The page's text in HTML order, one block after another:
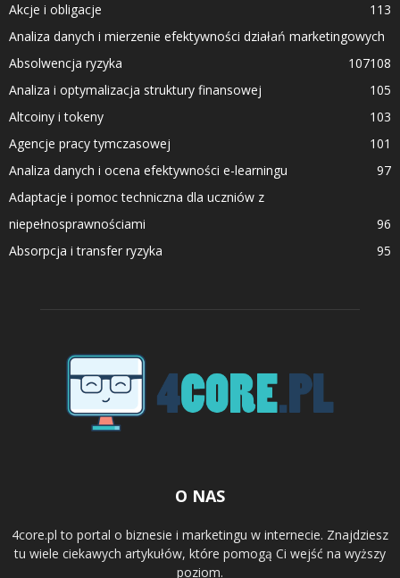
Akcje i obligacje
113
Analiza danych i mierzenie efektywności działań marketingowych
108
Absolwencja ryzyka
107
Analiza i optymalizacja struktury finansowej
105
Altcoiny i tokeny
103
Agencje pracy tymczasowej
101
Analiza danych i ocena efektywności e-learningu
97
Adaptacje i pomoc techniczna dla uczniów z
niepełnosprawnościami
96
Absorpcja i transfer ryzyka
95
O NAS
4core.pl to portal o biznesie i marketingu w internecie. Znajdziesz
tu wiele ciekawych artykułów, które pomogą Ci wejść na wyższy
poziom.